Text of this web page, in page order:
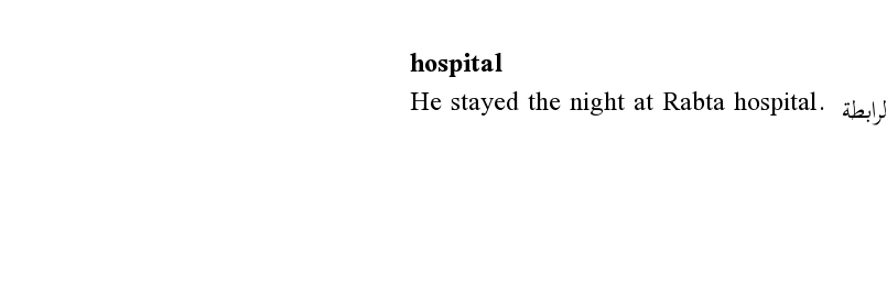
hospital
He stayed the night at Rabta hospital.